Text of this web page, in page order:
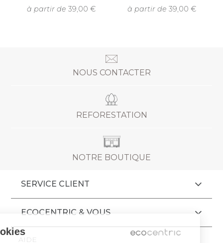
à partir de 39,00 à partir de 39,00
NOUS CONTACTER
REFORESTATION
NOTRE BOUTIQUE
SERVICE CLIENT
ECOCENTRIC & VOUS
AIDE
Cookies